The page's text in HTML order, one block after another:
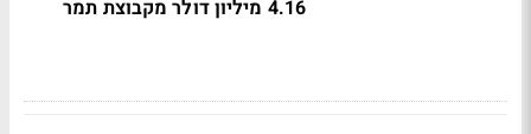
4.16 מיליון דולר מקבוצת תמר